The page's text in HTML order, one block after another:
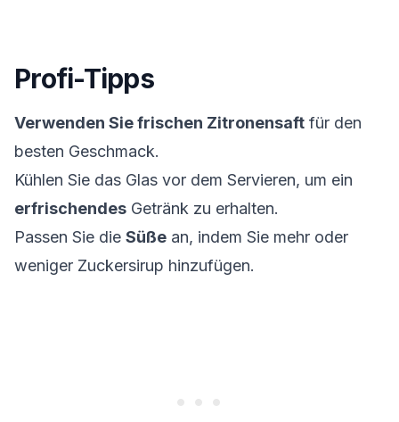
Profi-Tipps
Verwenden Sie frischen Zitronensaft für den
besten Geschmack.
Kühlen Sie das Glas vor dem Servieren, um ein
erfrischendes Getränk zu erhalten.
Passen Sie die Süße an, indem Sie mehr oder
weniger Zuckersirup hinzufügen.